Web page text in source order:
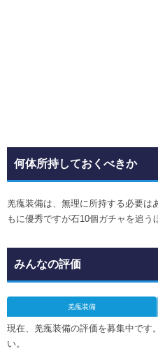
何体所持しておくべきか
羌瘣装備は、無理に所持する必要は
もに優秀ですが石10個ガチャを追う
みんなの評価
羌瘣装備
現在、羌瘣装備の評価を募集中です
い。